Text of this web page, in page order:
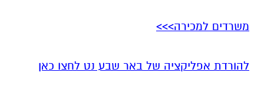
בפרסומינו צילום שיש לכם זכויות בו, אתם רשאים